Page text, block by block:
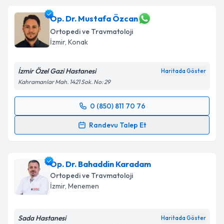
Op. Dr. Ahmet Cemil Turaniçin randevu takvimi
talebi oluşturun. Size bu uzmandan randevu almanız
için bir takvim hazırlandığında e-posta ile
bilgilendireceğiz.
E-posta Adresiniz
Kişisel verilerimin işlenmesine ilişkinAydınlatma
'ni okudum ve kişisel verilerimin belirtilen
kapsamda işlenmesini kabul ediyorum.
Takvim Talebini Gönder
Op. Dr. Mustafa Özcan
Ortopedi ve Travmatoloji
İzmir, Konak
İzmir Özel Gazi Hastanesi Haritada Göster
Kahramanlar Mah. 1421 Sok. No: 29
0 (850) 811 70 76
Randevu Talep Et
Randevu Takvimi Talebi
takvim hazırlandığında e-posta ile bilgilendireceğiz.
E-posta Adresiniz
Op. Dr. Bahaddin Karadam
Ortopedi ve Travmatoloji
İzmir, Menemen
Sada Hastanesi Haritada Göster